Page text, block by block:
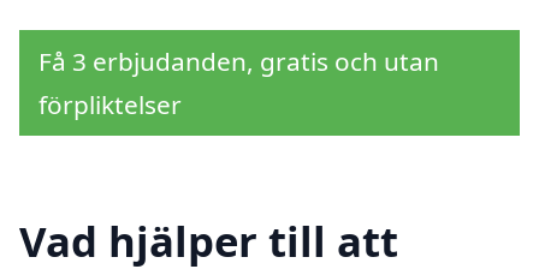
Få 3 erbjudanden, gratis och utan
förpliktelser
Vad hjälper till att